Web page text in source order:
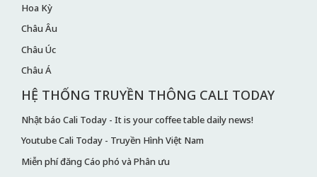
Hoa Kỳ
Châu Âu
Châu Úc
Châu Á
HỆ THỐNG TRUYỀN THÔNG CALI TODAY
Nhật báo Cali Today - It is your coffee table daily news!
Youtube Cali Today - Truyền Hình Việt Nam
Miễn phí đăng Cáo phó và Phân ưu